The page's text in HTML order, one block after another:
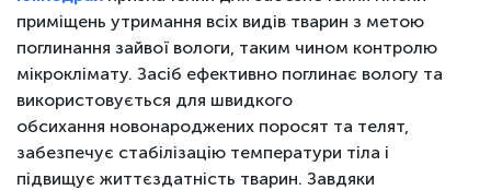
приміщень утримання всіх видів тварин з метою
поглинання зайвої вологи, таким чином контролю
мікроклімату. Засіб ефективно поглинає вологу та
використовується для швидкого
обсихання новонароджених поросят та телят,
забезпечує стабілізацію температури тіла і
підвищує життєздатність тварин. Завдяки